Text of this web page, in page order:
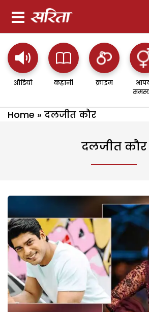
ऑडियो कहानी क्राइम
Home » दलजीत कौर
दलजीत कौर